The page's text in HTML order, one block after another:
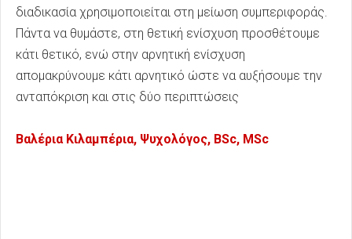
διαδικασία χρησιμοποιείται στη μείωση συμπεριφοράς.
Πάντα να θυμάστε, στη θετική ενίσχυση προσθέτουμε
κάτι θετικό, ενώ στην αρνητική ενίσχυση
απομακρύνουμε κάτι αρνητικό ώστε να αυξήσουμε την
ανταπόκριση και στις δύο περιπτώσεις
Βαλέρια Κιλαμπέρια, Ψυχολόγος, BSc, MSc